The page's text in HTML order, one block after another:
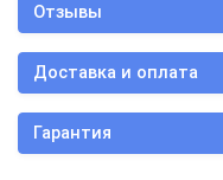
Отзывы
Доставка и оплата
Гарантия